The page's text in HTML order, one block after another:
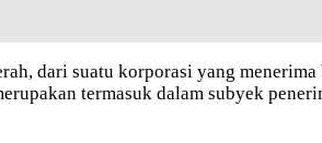
dari suatu korporasi yang
termasuk dalam subyek